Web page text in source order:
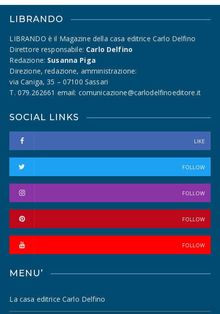
LIBRANDO
LIBRANDO è il Magazine della casa editrice Carlo Delfino
Direttore responsabile: Carlo Delfino
Redazione: Susanna Piga
Direzione, redazione, amministrazione:
via Caniga, 35 – 07100 Sassari
T. 079.262661 email: comunicazione@carlodelfinoeditore.it
SOCIAL LINKS
LIKE
FOLLOW
FOLLOW
FOLLOW
FOLLOW
MENU’
La casa editrice Carlo Delfino